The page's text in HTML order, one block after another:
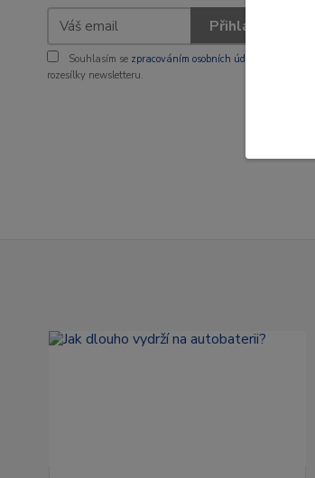
Přihlásit se
Souhlasím se zpracováním osobních údajů
rozesílky newsletteru.